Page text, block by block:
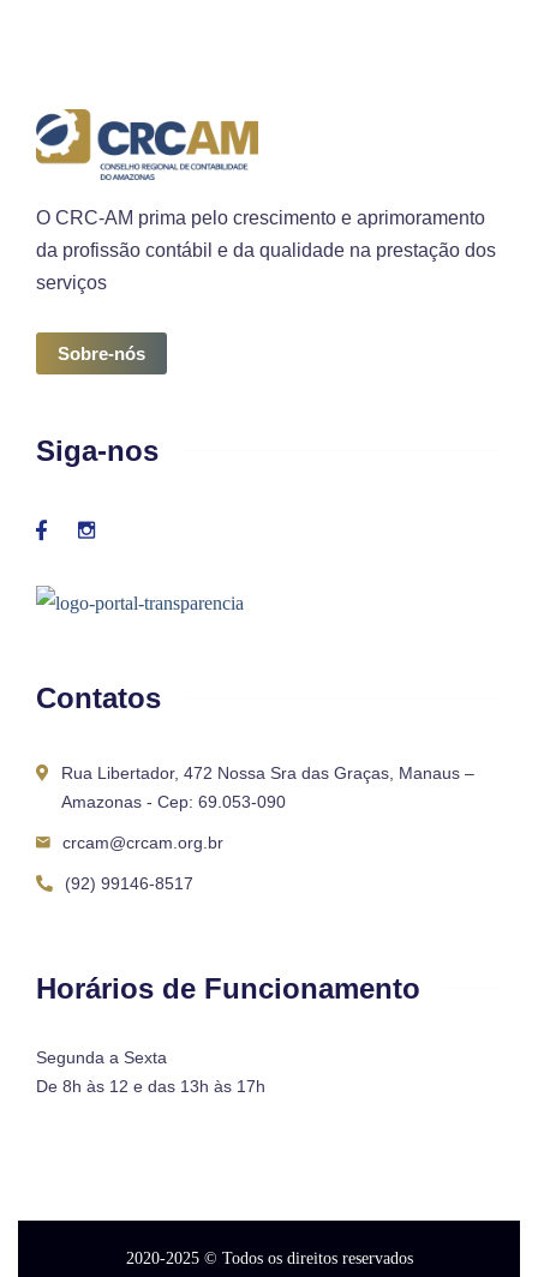
O CRC-AM prima pelo crescimento e aprimoramento
da profissão contábil e da qualidade na prestação dos
serviços
Sobre-nós
Siga-nos
Contatos
Rua Libertador, 472 Nossa Sra das Graças, Manaus –
Amazonas - Cep: 69.053-090
crcam@crcam.org.br
(92) 99146-8517
Horários de Funcionamento
Segunda a Sexta
De 8h às 12 e das 13h às 17h
2020-2025© Todos os direitos reservados